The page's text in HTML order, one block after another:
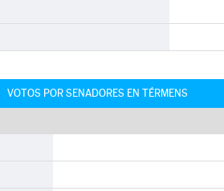
VOTOS POR SENADORES EN TÉRMENS